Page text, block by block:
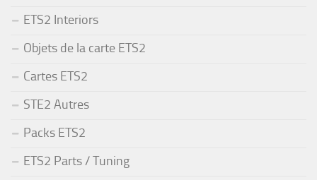
ETS2 Interiors
Objets de la carte ETS2
Cartes ETS2
STE2 Autres
Packs ETS2
ETS2 Parts / Tuning